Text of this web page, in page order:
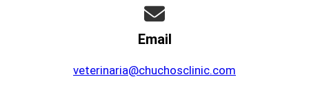
Email
veterinaria@chuchosclinic.com